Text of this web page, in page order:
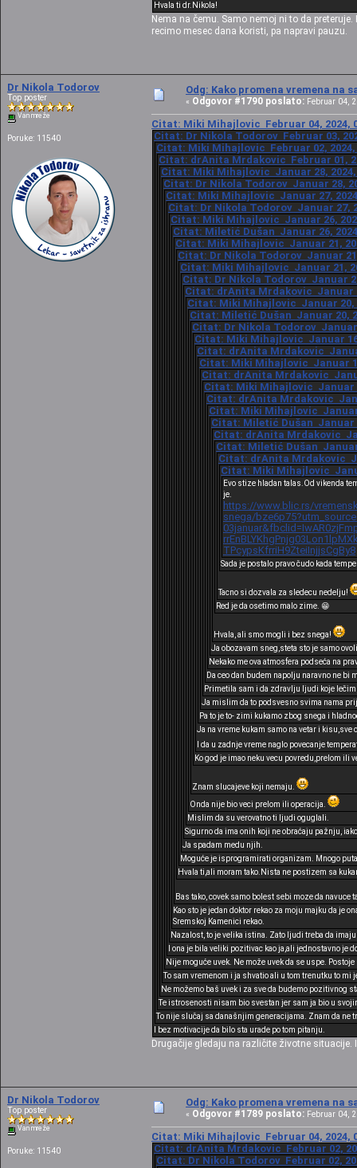
Hvala ti dr.Nikola!
Nema na čemu. Samo nemoj ni to da
recimo mesec dana koristi, pa napravi pauzu.
Dr Nikola Todorov
Top poster
Van mreže
Poruke: 11540
Odg: Kako promena vremena na
« Odgovor #1790 poslato: Februar 04,
Citat: Miki Mihajlovic Februar 04, 2024,
Citat: Dr Nikola Todorov Februar 03,
Citat: Miki Mihajlovic Februar 02, 2024,
Citat: drAnita Mrdakovic Februar 01,
Citat: Miki Mihajlovic Januar 28, 2024,
Citat: Dr Nikola Todorov Januar 28,
Citat: Miki Mihajlovic Januar 27,
Citat: Dr Nikola Todorov Januar 27,
Citat: Miki Mihajlovic Januar 26,
Citat: Miletić Dušan Januar 26,
Citat: Miki Mihajlovic Januar 21,
Citat: Dr Nikola Todorov Januar
Citat: Miki Mihajlovic Januar 21,
Citat: Dr Nikola Todorov Januar
Citat: drAnita Mrdakovic Januar
Citat: Miki Mihajlovic Januar 20,
Citat: Miletić Dušan Januar 20,
Citat: Dr Nikola Todorov Januar
Citat: Miki Mihajlovic Januar
Citat: drAnita Mrdakovic
Citat: Miki Mihajlovic Januar
Citat: drAnita Mrdakovic
Citat: Miki Mihajlovic Januar
Citat: drAnita Mrdakovic
Citat: Miki Mihajlovic Januar
Citat: Miletić Dušan Januar
Citat: drAnita Mrdakovic
Citat: Miletić Dušan Januar
Citat: drAnita Mrdakovic
Citat: Miki Mihajlovic
Evo stize hladan talas.Od vikenda
je.
https://www.blic.rs/
snega/
TPcypsKfrriH9ZteiInjjsCgBy8
Sada je postalo pravo čudo kada
Tacno si dozvala za sledecu nedelju!
Red je da osetimo malo zime. 😁
Hvala, ali smo mogli i bez snega!
Ja obozavam sneg,steta sto je samo
Nekako me ova atmosfera podseća na
Da ceo dan budem napolju naravno ne
Primetila sam i da zdravlju ljudi koje
Ja mislim da to podsvesno svima nama
Pa to je to- zimi kukamo zbog snega i
Ja na vreme kukam samo na vetar i
I da u zadnje vreme naglo povecanje
Ko god je imao neku vecu povredu,prelom
Znam slucajeve koji nemaju.
Onda nije bio veci prelom ili operacija.
Mislim da su verovatno ti ljudi oguglali.
Sigurno da ima onih koji ne obraćaju pažnju,
Ja spadam medu njih.
Moguće je isprogramirati organizam. Mnogo
Hvala ti,ali moram tako.Nista ne postizem sa
Bas tako, covek samo bolest sebi moze da navuce
Kao sto je jedan doktor rekao za moju majku da je
Sremskoj Kamenici rekao.
Nazalost, to je velika istina. Zato ljudi treba da
I ona je bila veliki pozitivac kao ja,ali jednostavno je
Nije moguće uvek. Ne može uvek da se uspe.
To sam vremenom i ja shvatio ali u tom trenutku to mi
Ne možemo baš uvek i za sve da budemo pozitivnog
Te istrosenosti nisam bio svestan jer sam ja bio u
To nije slučaj sa današnjim generacijama. Znam da ne
I bez motivacije da bilo sta urade po tom pitanju.
Drugačije gledaju na različite životne
Dr Nikola Todorov
Top poster
Van mreže
Poruke: 11540
Odg: Kako promena vremena na
« Odgovor #1789 poslato: Februar 04,
Citat: Miki Mihajlovic Februar 04, 2024,
Citat: drAnita Mrdakovic Februar 02,
Citat: Dr Nikola Todorov Februar 02,